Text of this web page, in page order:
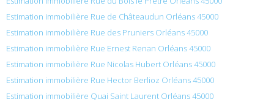
Estimation immobilière Rue de Châteaudun Orléans 45000
Estimation immobilière Rue des Pruniers Orléans 45000
Estimation immobilière Rue Ernest Renan Orléans 45000
Estimation immobilière Rue Nicolas Hubert Orléans 45000
Estimation immobilière Rue Hector Berlioz Orléans 45000
Estimation immobilière Quai Saint Laurent Orléans 45000